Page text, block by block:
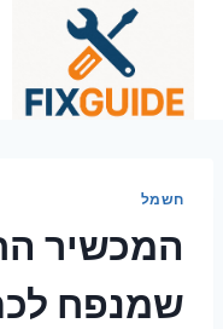
חשמל
המכשיר
שמנפח